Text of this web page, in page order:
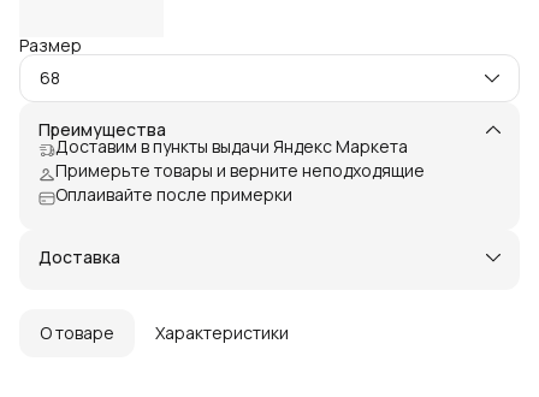
Размер
68
Преимущества
Доставим в пункты выдачи Яндекс Маркета
Примерьте товары и верните неподходящие
Оплаивайте после примерки
Доставка
О товаре Характеристики